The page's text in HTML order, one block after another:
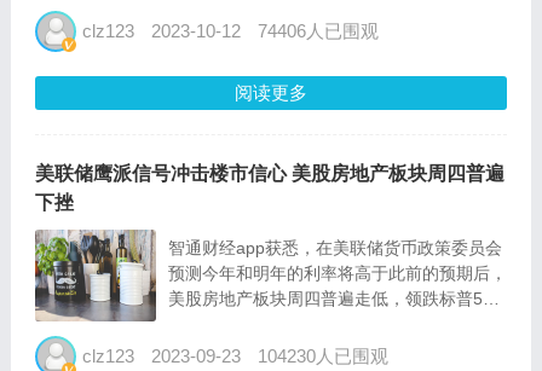
间，意味着销售的暴涨有部分来自于过去挤压
转弱。考虑到目前政策在...
clz123 2023-10-12 74406人已围观
阅读更多
美联储鹰派信号冲击楼市信心 美股房地产板块周四普遍
下挫
智通财经app获悉，在美联储货币政策委员会
预测今年和明年的利率将高于此前的预期后，
美股房地产板块周四普遍走低，领跌标普500
并且预计明年的降息次数将少于之前的预
clz123 2023-09-23 104230人已围观